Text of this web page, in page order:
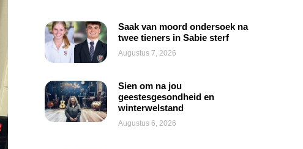
Saak van moord ondersoek na
twee tieners in Sabie sterf
Augustus 7, 2026
Sien om na jou
geestesgesondheid en
winterwelstand
Augustus 6, 2026